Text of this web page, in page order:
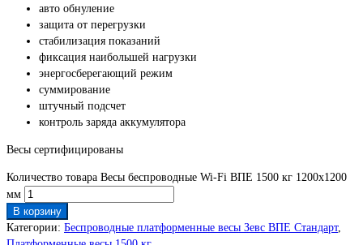
авто обнуление
защита от перегрузки
стабилизация показаний
фиксация наибольшей нагрузки
энергосберегающий режим
суммирование
штучный подсчет
контроль заряда аккумулятора
Весы сертифицированы
Количество товара Весы беспроводные Wi-Fi ВПЕ 1500 кг 1200х1200
мм
В корзину
Категории: Беспроводные платформенные весы Зевс ВПЕ Стандарт,